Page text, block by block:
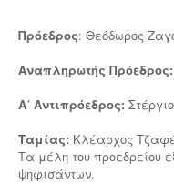
Πρόεδρος: Θεόδωρος
Αναπληρωτής Πρόεδρος:
Α΄ Αντιπρόεδρος:
Ταμίας: Κλέαρχος
Τα μέλη του προεδρείου
ψηφισάντων.